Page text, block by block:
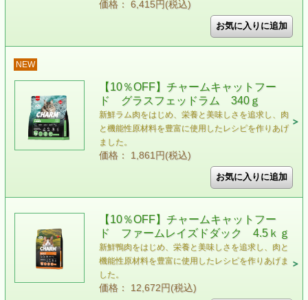
価格： 6,415円(税込)
NEW
【10％OFF】チャームキャットフー
ド グラスフェッドラム 340ｇ
新鮮ラム肉をはじめ、栄養と美味しさを追求し、肉
と機能性原材料を豊富に使用したレシピを作りあげ
ました。
価格： 1,861円(税込)
【10％OFF】チャームキャットフー
ド ファームレイズドダック 4.5ｋｇ
新鮮鴨肉をはじめ、栄養と美味しさを追求し、肉と
機能性原材料を豊富に使用したレシピを作りあげま
した。
価格： 12,672円(税込)